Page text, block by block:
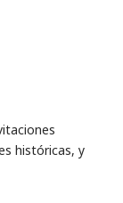
históricas, y